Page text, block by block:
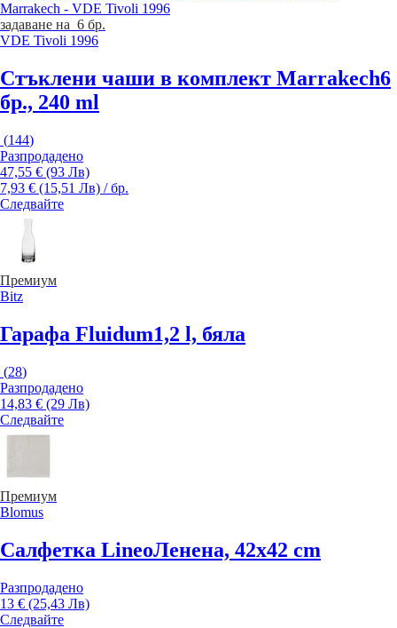
задаване на 6 бр.
VDE Tivoli 1996
Стъклени чаши в комплект Marrakech6
бр., 240 ml
(144)
Разпродадено
47,55 € (93 Лв)
7,93 € (15,51 Лв) / бр.
Следвайте
Премиум
Bitz
Гарафа Fluidum1,2 l, бяла
(28)
Разпродадено
14,83 € (29 Лв)
Следвайте
Премиум
Blomus
Салфетка LineoЛенена, 42x42 cm
Разпродадено
13 € (25,43 Лв)
Следвайте